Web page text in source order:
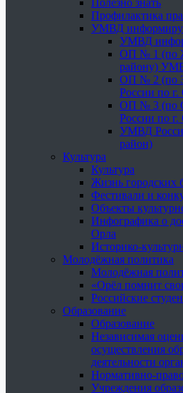
Полезно знать
Профилактика
УМВД
УМВД
ОП № 1 (по
району)
ОП № 2 (по
России по
ОП № 3 (по
России по
УМВД
район)
Культура
Культура
Жизнь городских
Фестивали и
Объекты
Инфографика о
Орла
Историко-
Молодёжная политика
Молодёжная
«Орёл помнит
Российские
Образование
Образование
Независимая
осуществления
деятельности
Нормативно-
Учреждения